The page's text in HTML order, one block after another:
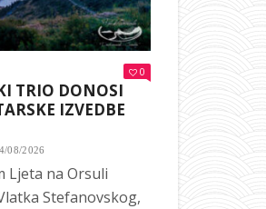
0
TRIO DONOSI
IZVEDBE
08/2026
Ljeta na Orsuli
Stefanovskog,